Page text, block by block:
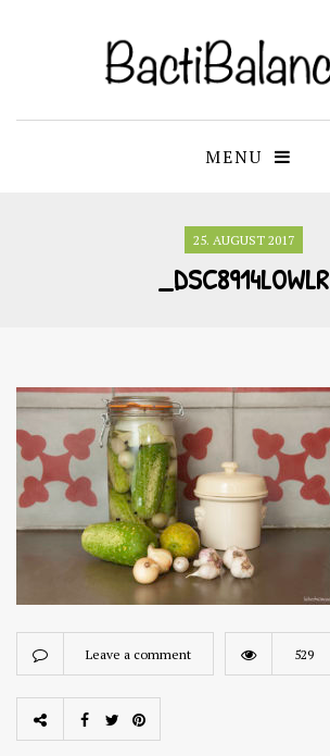
MENU
25. AUGUST 2017
_DSC8914LOWLR
Leave a comment 529